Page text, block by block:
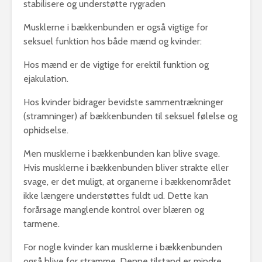
stabilisere og understøtte rygraden
Musklerne i bækkenbunden er også vigtige for
seksuel funktion hos både mænd og kvinder:
Hos mænd er de vigtige for erektil funktion og
ejakulation.
Hos kvinder bidrager bevidste sammentrækninger
(stramninger) af bækkenbunden til seksuel følelse og
ophidselse.
Men musklerne i bækkenbunden kan blive svage.
Hvis musklerne i bækkenbunden bliver strakte eller
svage, er det muligt, at organerne i bækkenområdet
ikke længere understøttes fuldt ud. Dette kan
forårsage manglende kontrol over blæren og
tarmene.
For nogle kvinder kan musklerne i bækkenbunden